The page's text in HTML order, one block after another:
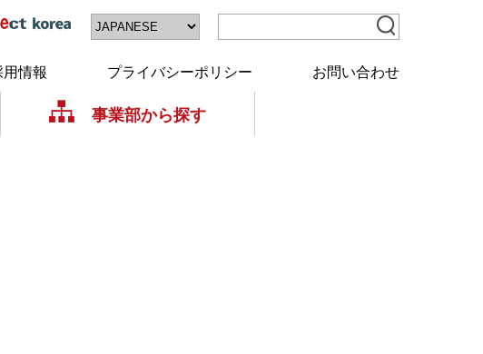
用情報 プライバシーポリシー お問い合わせ
事業部から探す